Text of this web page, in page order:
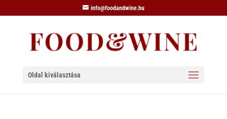
info@foodandwine.hu
Oldal kiválasztása